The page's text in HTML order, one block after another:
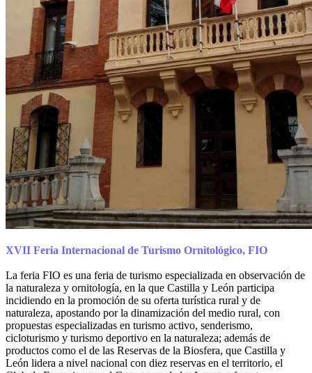
XVII Feria Internacional de Turismo Ornitológico, FIO
La feria FIO es una feria de turismo especializada en observación de
la naturaleza y ornitología, en la que Castilla y León participa
incidiendo en la promoción de su oferta turística rural y de
naturaleza, apostando por la dinamización del medio rural, con
propuestas especializadas en turismo activo, senderismo,
cicloturismo y turismo deportivo en la naturaleza; además de
productos como el de las Reservas de la Biosfera, que Castilla y
León lidera a nivel nacional con diez reservas en el territorio, el